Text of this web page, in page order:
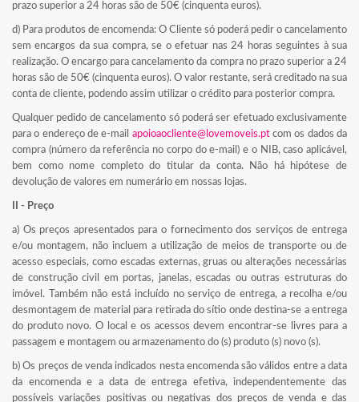
prazo superior a 24 horas são de 50€ (cinquenta euros).
d) Para produtos de encomenda: O Cliente só poderá pedir o cancelamento
sem encargos da sua compra, se o efetuar nas 24 horas seguintes à sua
realização. O encargo para cancelamento da compra no prazo superior a 24
horas são de 50€ (cinquenta euros). O valor restante, será creditado na sua
conta de cliente, podendo assim utilizar o crédito para posterior compra.
Qualquer pedido de cancelamento só poderá ser efetuado exclusivamente
para o endereço de e-mail apoioaocliente@lovemoveis.ptcom os dados da
compra (número da referência no corpo do e-mail) e o NIB, caso aplicável,
bem como nome completo do titular da conta. Não há hipótese de
devolução de valores em numerário em nossas lojas.
II - Preço
a) Os preços apresentados para o fornecimento dos serviços de entrega
e/ou montagem, não incluem a utilização de meios de transporte ou de
acesso especiais, como escadas externas, gruas ou alterações necessárias
de construção civil em portas, janelas, escadas ou outras estruturas do
imóvel. Também não está incluído no serviço de entrega, a recolha e/ou
desmontagem de material para retirada do sítio onde destina-se a entrega
do produto novo. O local e os acessos devem encontrar-se livres para a
passagem e montagem ou armazenamento do (s) produto (s) novo (s).
b) Os preços de venda indicados nesta encomenda são válidos entre a data
da encomenda e a data de entrega efetiva, independentemente das
possíveis variações positivas ou negativas dos preços de venda e das